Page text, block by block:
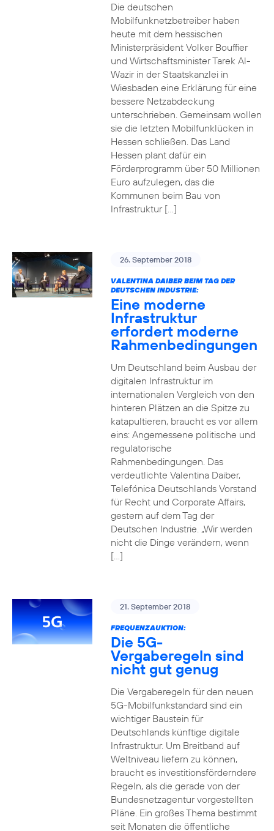
Die deutschen
Mobilfunknetzbetreiber haben
heute mit dem hessischen
Ministerpräsident Volker Bouffier
und Wirtschaftsminister Tarek Al-
Wazir in der Staatskanzlei in
Wiesbaden eine Erklärung für eine
bessere Netzabdeckung
unterschrieben. Gemeinsam wollen
sie die letzten Mobilfunklücken in
Hessen schließen. Das Land
Hessen plant dafür ein
Förderprogramm über 50 Millionen
Euro aufzulegen, das die
Kommunen beim Bau von
Infrastruktur […]
26. September 2018
VALENTINA DAIBER BEIM TAG DER
DEUTSCHEN INDUSTRIE:
Eine moderne
Infrastruktur
erfordert moderne
Rahmenbedingungen
Um Deutschland beim Ausbau der
digitalen Infrastruktur im
internationalen Vergleich von den
hinteren Plätzen an die Spitze zu
katapultieren, braucht es vor allem
eins: Angemessene politische und
regulatorische
Rahmenbedingungen. Das
verdeutlichte Valentina Daiber,
Telefónica Deutschlands Vorstand
für Recht und Corporate Affairs,
gestern auf dem Tag der
Deutschen Industrie. „Wir werden
nicht die Dinge verändern, wenn
[…]
21. September 2018
FREQUENZAUKTION:
Die 5G-
Vergaberegeln sind
nicht gut genug
Die Vergaberegeln für den neuen
5G-Mobilfunkstandard sind ein
wichtiger Baustein für
Deutschlands künftige digitale
Infrastruktur. Um Breitband auf
Weltniveau liefern zu können,
braucht es investitionsförderndere
Regeln, als die gerade von der
Bundesnetzagentur vorgestellten
Pläne. Ein großes Thema bestimmt
seit Monaten die öffentliche